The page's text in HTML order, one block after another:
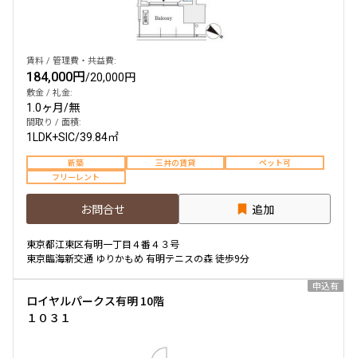
賃料 / 管理費・共益費:
184,000円/20,000円
敷金 / 礼金:
1.0ヶ月/無
間取り / 面積:
1LDK+SIC/39.84㎡
新築 三井の賃貸
ペット可
フリーレント
お問合せ 追加
東京都江東区有明一丁目４番４３号
東京臨海新交通 ゆりかもめ 有明テニスの森 徒歩9分
ロイヤルパークス有明 10階
１０３１
申込有